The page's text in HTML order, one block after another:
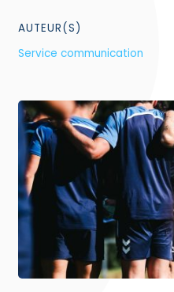
AUTEUR(S)
Service communication